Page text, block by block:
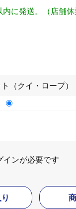
に発送。（店舗休
（クイ・ロープ）
インが必要です